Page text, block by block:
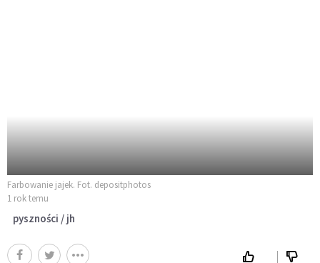
Farbowanie jajek. Fot. depositphotos
1 rok temu
pyszności / jh